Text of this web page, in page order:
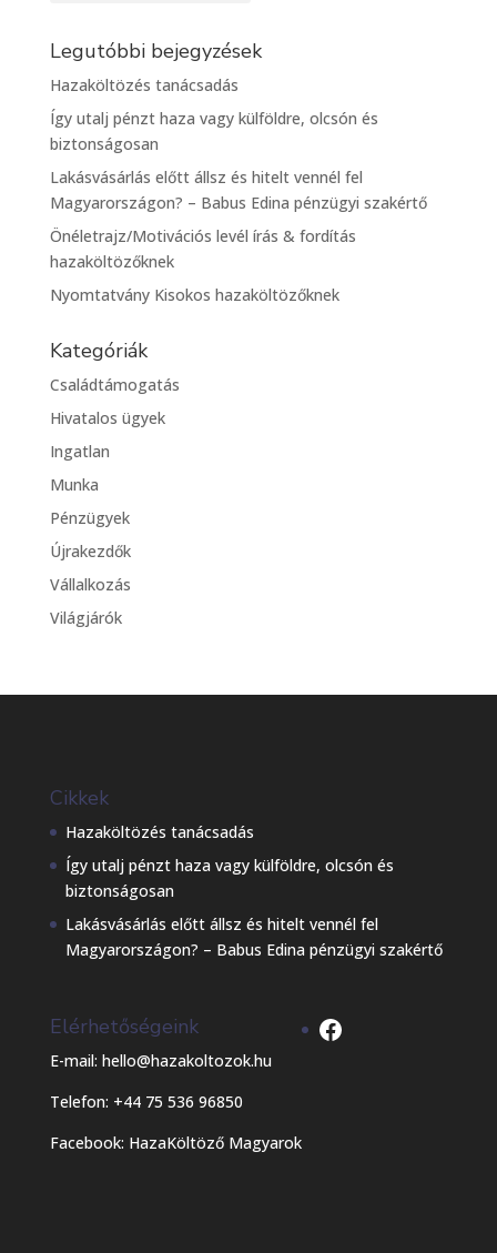
Legutóbbi bejegyzések
Hazaköltözés tanácsadás
Így utalj pénzt haza vagy külföldre, olcsón és
biztonságosan
Lakásvásárlás előtt állsz és hitelt vennél fel
Magyarországon? – Babus Edina pénzügyi szakértő
Önéletrajz/Motivációs levél írás & fordítás
hazaköltözőknek
Nyomtatvány Kisokos hazaköltözőknek
Kategóriák
Családtámogatás
Hivatalos ügyek
Ingatlan
Munka
Pénzügyek
Újrakezdők
Vállalkozás
Világjárók
Cikkek
Hazaköltözés tanácsadás
Így utalj pénzt haza vagy külföldre, olcsón és
biztonságosan
Lakásvásárlás előtt állsz és hitelt vennél fel
Magyarországon? – Babus Edina pénzügyi szakértő
Elérhetőségeink
E-mail: hello@hazakoltozok.hu
Telefon: +44 75 536 96850
Facebook: HazaKöltöző Magyarok
Facebook